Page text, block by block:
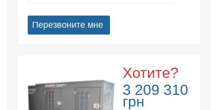
Перезвоните мне
Хотите?
3 209 310
грн